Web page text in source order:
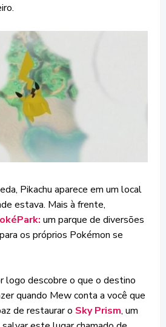
Pikachu aparece em um local
estava. Mais à frente,
um parque de diversões
os próprios Pokémon se
logo descobre o que o destino
quando Mew conta a você que
de restaurar o Sky Prism, um